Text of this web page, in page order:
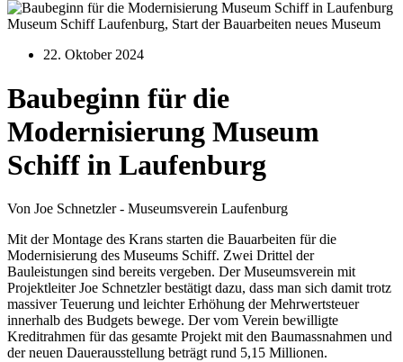
Museum Schiff Laufenburg, Start der Bauarbeiten neues Museum
22. Oktober 2024
Baubeginn für die
Modernisierung Museum
Schiff in Laufenburg
Von Joe Schnetzler - Museumsverein Laufenburg
Mit der Montage des Krans starten die Bauarbeiten für die
Modernisierung des Museums Schiff. Zwei Drittel der
Bauleistungen sind bereits vergeben. Der Museumsverein mit
Projektleiter Joe Schnetzler bestätigt dazu, dass man sich damit trotz
massiver Teuerung und leichter Erhöhung der Mehrwertsteuer
innerhalb des Budgets bewege. Der vom Verein bewilligte
Kreditrahmen für das gesamte Projekt mit den Baumassnahmen und
der neuen Dauerausstellung beträgt rund 5,15 Millionen.